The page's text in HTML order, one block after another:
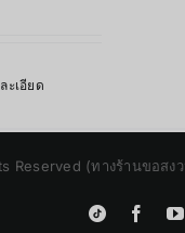
ะเอียด
Reserved (ทางร้านขอส
Tiktok